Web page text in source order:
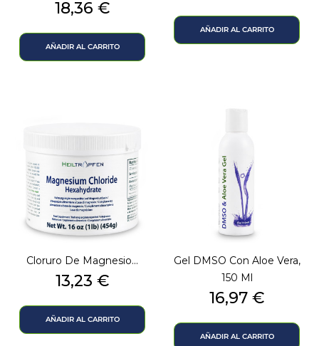
Precio
18,36 €
AÑADIR AL CARRITO
AÑADIR AL CARRITO
Cloruro De Magnesio...
Precio
13,23 €
AÑADIR AL CARRITO
Gel DMSO Con Aloe Vera,
150 Ml
Precio
16,97 €
AÑADIR AL CARRITO